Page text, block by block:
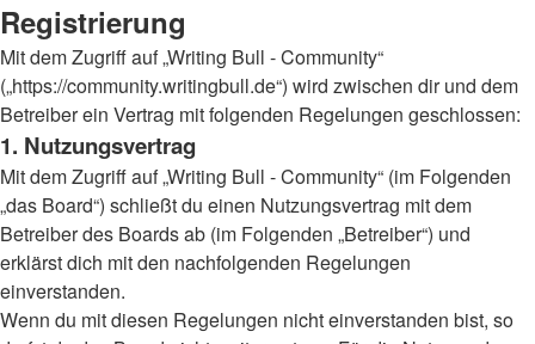
Registrierung
Mit dem Zugriff auf „Writing Bull - Community“
(„https://community.writingbull.de“) wird zwischen dir und dem
Betreiber ein Vertrag mit folgenden Regelungen geschlossen:
1. Nutzungsvertrag
Mit dem Zugriff auf „Writing Bull - Community“ (im Folgenden
„das Board“) schließt du einen Nutzungsvertrag mit dem
Betreiber des Boards ab (im Folgenden „Betreiber“) und
erklärst dich mit den nachfolgenden Regelungen
einverstanden.
Wenn du mit diesen Regelungen nicht einverstanden bist, so